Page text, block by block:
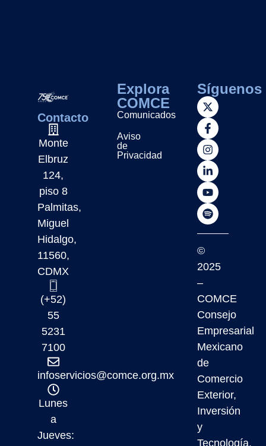
Contacto
Monte
Elbruz
124,
piso 8
Palmitas,
Miguel
Hidalgo,
11560,
CDMX
(+52)
55
5231
7100
infoservicios@comce.org.mx
Lunes
a
Jueves:
Explora
COMCE
Comunicados
Aviso
de
Privacidad
Síguenos
©
2025
–
COMCE
Consejo
Empresarial
Mexicano
de
Comercio
Exterior,
Inversión
y
Tecnología,